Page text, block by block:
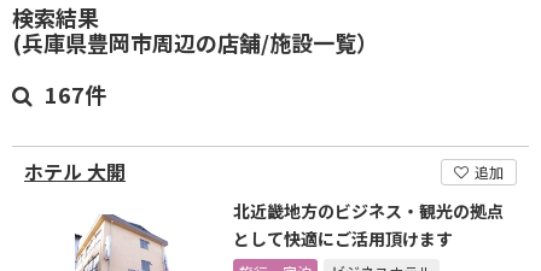
検索結果
(兵庫県豊岡市周辺の店舗/施設一覧）
167件
ホテル 大開 追加
北近畿地方のビジネス・観光の拠点
として快適にご活用頂けます